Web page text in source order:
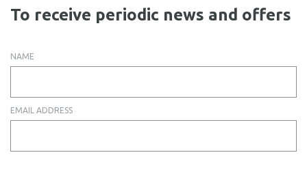
To receive periodic news and offers
NAME
EMAIL ADDRESS